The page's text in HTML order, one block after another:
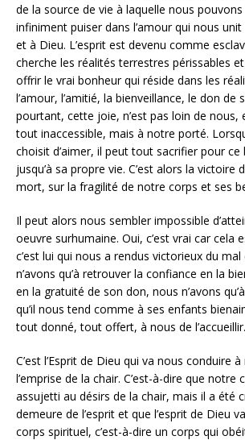
de la source de vie à laquelle nous
infiniment puiser dans l’amour qui nous
et à Dieu. L’esprit est devenu comme
cherche les réalités terrestres périssables
offrir le vrai bonheur qui réside dans les
l’amour, l’amitié, la bienveillance, le don de
pourtant, cette joie, n’est pas loin de nous,
tout inaccessible, mais à notre porté.
choisit d’aimer, il peut tout sacrifier pour ce
jusqu’à sa propre vie. C’est alors la victoire
mort, sur la fragilité de notre corps et ses
Il peut alors nous sembler impossible
oeuvre surhumaine. Oui, c’est vrai car cela
c’est lui qui nous a rendus victorieux du
n’avons qu’à retrouver la confiance en la
en la gratuité de son don, nous n’avons
qu’il nous tend comme à ses enfants
tout donné, tout offert, à nous de l’accueillir.
C’est l’Esprit de Dieu qui va nous conduire
l’emprise de la chair. C’est-à-dire que notre
assujetti au désirs de la chair, mais il a été
demeure de l’esprit et que l’esprit de Dieu
corps spirituel, c’est-à-dire un corps qui